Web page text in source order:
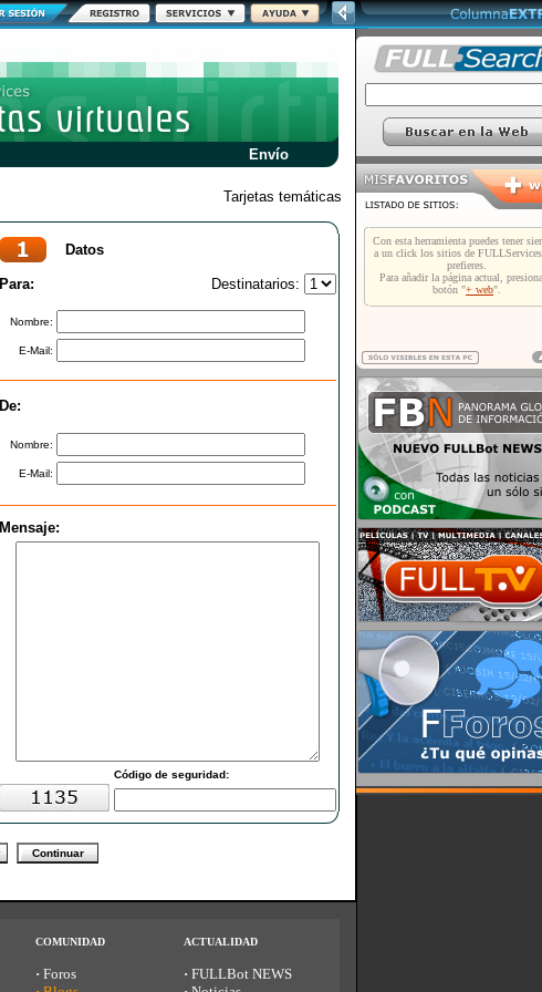
Envío
Tarjetas temáticas
Datos
Para: Destinatarios:
Nombre:
E-Mail:
De:
Nombre:
E-Mail:
Mensaje:
Código de seguridad:
COMUNIDAD
· Foros
ACTUALIDAD
· FULLBot NEWS